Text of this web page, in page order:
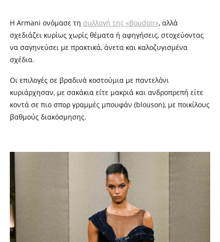
Η Armani ονόμασε τη συλλογή της «Boudoir», αλλά
σχεδιάζει κυρίως χωρίς θέματα ή αφηγήσεις, στοχεύοντας
να σαγηνεύσει με πρακτικά, άνετα και καλοζυγισμένα
σχέδια.
Οι επιλογές σε βραδινά κοστούμια με παντελόνι
κυριάρχησαν, με σακάκια είτε μακριά και ανδροπρεπή είτε
κοντά σε πιο σπορ γραμμές μπουφάν (blouson), με ποικίλους
βαθμούς διακόσμησης.